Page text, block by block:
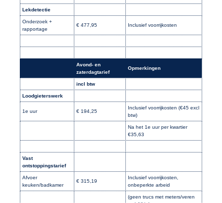
Lekdetectie
Onderzoek +
rapportage
€ 477,95 Inclusief voorrijkosten
Avond- en
zaterdagtarief
Opmerkingen
incl btw
Loodgieterswerk
1e uur € 194,25
Inclusief voorrijkosten (€45 excl
btw)
Na het 1e uur per kwartier
€35,63
Vast
ontstoppingstarief
Afvoer
keuken/badkamer
€ 315,19
Inclusief voorrijkosten,
onbeperkte arbeid
(geen trucs met meters/veren